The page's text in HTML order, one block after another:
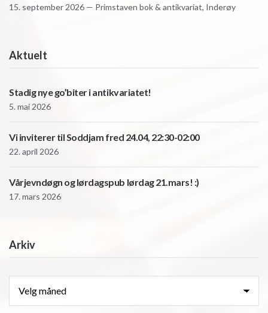
15. september 2026 — Primstaven bok & antikvariat, Inderøy
Aktuelt
Stadig nye go’biter i antikvariatet!
5. mai 2026
Vi inviterer til Soddjam fred 24.04, 22:30-02:00
22. april 2026
Vårjevndøgn og lørdagspub lørdag 21.mars! :)
17. mars 2026
Arkiv